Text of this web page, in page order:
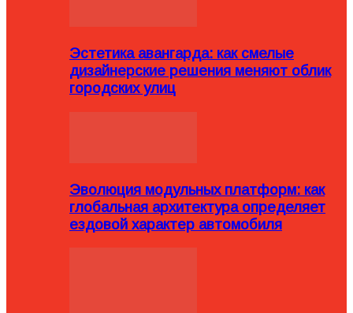
Эстетика авангарда: как смелые
дизайнерские решения меняют облик
городских улиц
Эволюция модульных платформ: как
глобальная архитектура определяет
ездовой характер автомобиля